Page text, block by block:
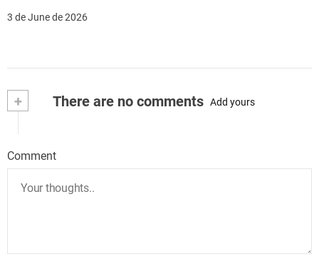
3 de June de 2026
+ There are no comments Add yours
Comment